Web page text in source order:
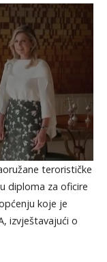
terorističke
diploma za oficire
koje je
izvještavajući o